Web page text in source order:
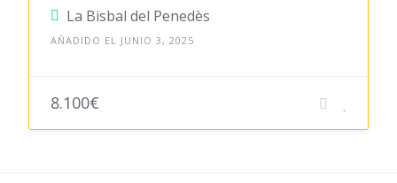
La Bisbal del Penedès
AÑADIDO EL JUNIO 3, 2025
8.100€